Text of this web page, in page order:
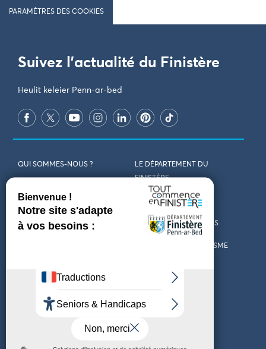
PARAMÈTRES DES COOKIES
Suivez l'actualité du Finistère
Heulit keleier Penn-ar-bed
QUI SOMMES-NOUS ?
LE DÉPARTEMENT DU
FINISTÈRE
REJOIGNEZ-NOUS VENIR EN FINISTÈRE
CONTACT CARTES ET BROCHURES
LES OFFICES DE TOURISME
D’ACCESSIBILITÉ